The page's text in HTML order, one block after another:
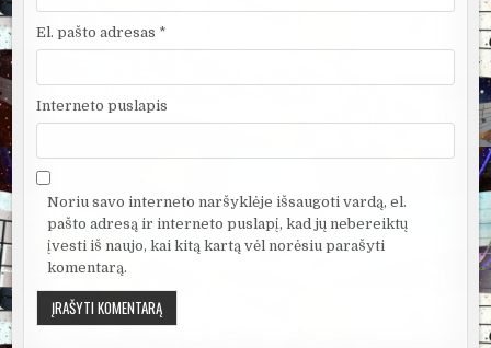
El. pašto adresas *
Interneto puslapis
Noriu savo interneto naršyklėje išsaugoti vardą, el.
pašto adresą ir interneto puslapį, kad jų nebereiktų
įvesti iš naujo, kai kitą kartą vėl norėsiu parašyti
komentarą.